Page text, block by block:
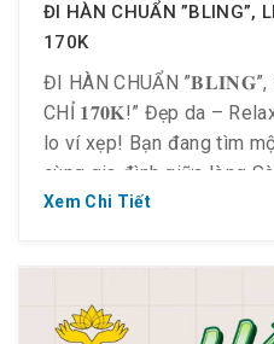
ĐI HÀN CHUẨN ”BLING”,
170K
ĐI HÀN CHUẨN ”𝐁𝐋𝐈𝐍𝐆”,
CHỈ 𝟏𝟕𝟎𝐊!” Đẹp da –
lo ví xẹp! Bạn đang tìm
cùng gia đình giữa lòng
giãn trong phòng xông
Xem Chi Tiết